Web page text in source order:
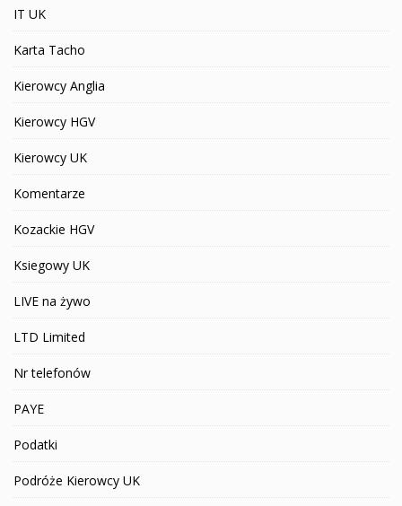
IT UK
Karta Tacho
Kierowcy Anglia
Kierowcy HGV
Kierowcy UK
Komentarze
Kozackie HGV
Ksiegowy UK
LIVE na żywo
LTD Limited
Nr telefonów
PAYE
Podatki
Podróże Kierowcy UK